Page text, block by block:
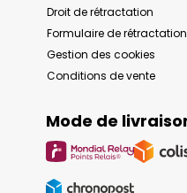
Droit de rétractation
Formulaire de rétractation
Gestion des cookies
Conditions de vente
Mode de